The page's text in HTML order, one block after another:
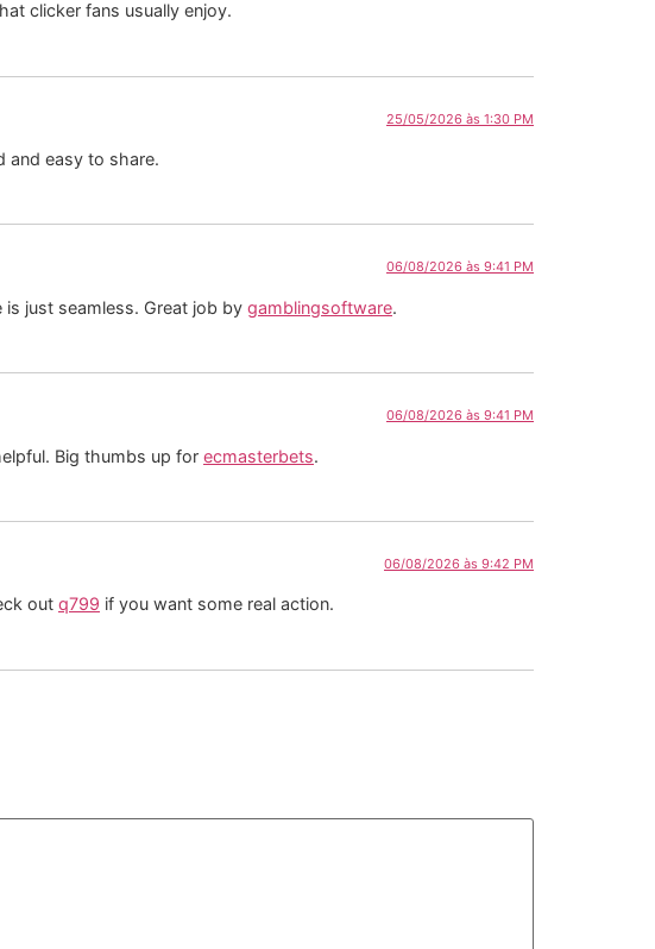
clicker fans usually enjoy.
25/05/2026 às 1:30 PM
and easy to share.
06/08/2026 às 9:41 PM
just seamless. Great job by gamblingsoftware.
06/08/2026 às 9:41 PM
Big thumbs up for ecmasterbets.
06/08/2026 às 9:42 PM
out q799 if you want some real action.